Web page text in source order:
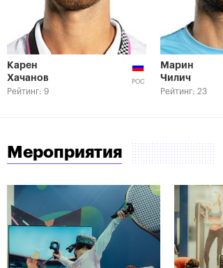
Карен
Хачанов
РОС
Рейтинг: 9
Марин
Чилич
Рейтинг: 23
Мероприятия